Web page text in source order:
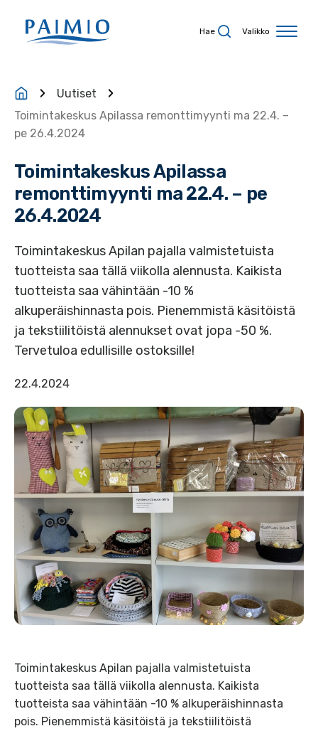
Hae Valikko
Uutiset
Toimintakeskus Apilassa remonttimyynti ma 22.4. –
pe 26.4.2024
Toimintakeskus Apilassa
remonttimyynti ma 22.4. – pe
26.4.2024
Toimintakeskus Apilan pajalla valmistetuista
tuotteista saa tällä viikolla alennusta. Kaikista
tuotteista saa vähintään -10 %
alkuperäishinnasta pois. Pienemmistä käsitöistä
ja tekstiilitöistä alennukset ovat jopa -50 %.
Tervetuloa edullisille ostoksille!
22.4.2024
Toimintakeskus Apilan pajalla valmistetuista
tuotteista saa tällä viikolla alennusta. Kaikista
tuotteista saa vähintään -10 % alkuperäishinnasta
pois. Pienemmistä käsitöistä ja tekstiilitöistä